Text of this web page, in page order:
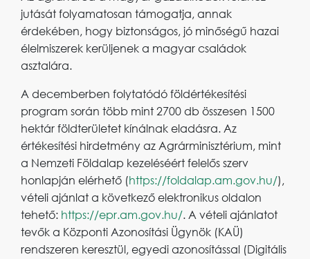
jutását folyamatosan támogatja, annak
érdekében, hogy biztonságos, jó minőségű hazai
élelmiszerek kerüljenek a magyar családok
asztalára.
A decemberben folytatódó földértékesítési
program során több mint 2700 db összesen 1500
hektár földterületet kínálnak eladásra. Az
értékesítési hirdetmény az Agrárminisztérium, mint
a Nemzeti Földalap kezeléséért felelős szerv
honlapján elérhető (https://foldalap.am.gov.hu/),
vételi ajánlat a következő elektronikus oldalon
tehető: https://epr.am.gov.hu/. A vételi ajánlatot
tevők a Központi Azonosítási Ügynök (KAÜ)
rendszeren keresztül, egyedi azonosítással (Digitális